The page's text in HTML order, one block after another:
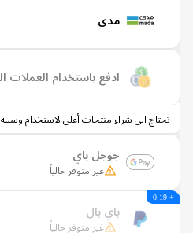
مدى
ادفع باستخدام العملات الرقمية
الى شراء منتجات أعلى لاستخدام وسيله الدفع هذة
جوجل باي
غير متوفر حالياً
باي بال
غير متوفر حالياً